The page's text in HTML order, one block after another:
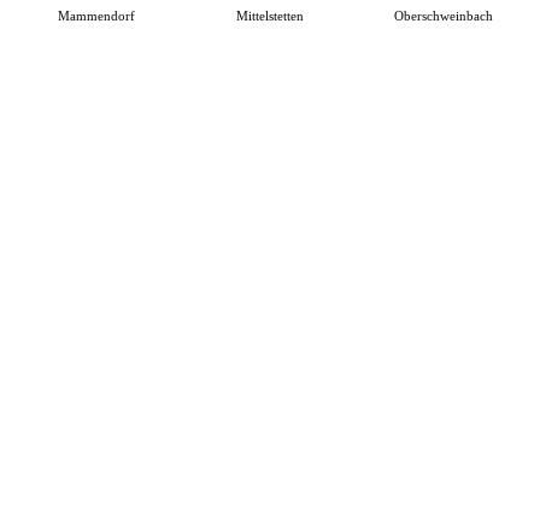
Mammendorf Mittelstetten Oberschweinbach